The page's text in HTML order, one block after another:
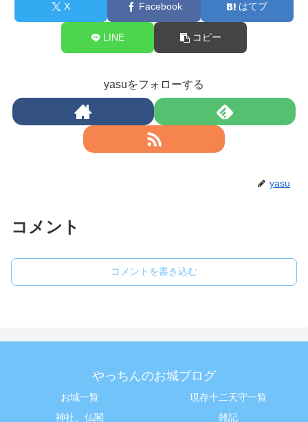
X Facebook はてブ
LINE コピー
yasuをフォローする
yasu
コメント
コメントを書き込む
やっちんのお城ブログ
お城一覧
現存十二天守一覧
神社、仏閣
雑記